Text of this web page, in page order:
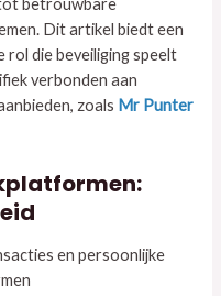
betrouwbare
Dit artikel biedt een
rol die beveiliging speelt
verbonden aan
zoals Mr Punter
en persoonlijke